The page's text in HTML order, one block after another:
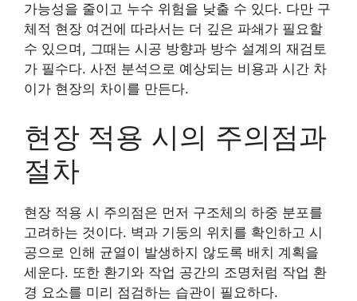
가능성을 줄이고 누수 위험을 낮출 수 있다. 다만 구
체적 현장 여건에 따라서는 더 깊은 파쇄가 필요할
수 있으며, 그때는 시공 방향과 방수 설계의 재검토
가 필수다. 사전 분석으로 예상되는 비용과 시간 차
이가 현장의 차이를 만든다.
현장 적용 시의 주의점과
절차
현장 적용 시 주의점은 먼저 구조체의 하중 분포를
고려하는 것이다. 벽과 기둥의 위치를 확인하고 시
공으로 인해 균열이 발생하지 않도록 배치 계획을
세운다. 또한 환기와 작업 공간의 조명처럼 작업 환
경 요소를 미리 점검하는 습관이 필요하다.